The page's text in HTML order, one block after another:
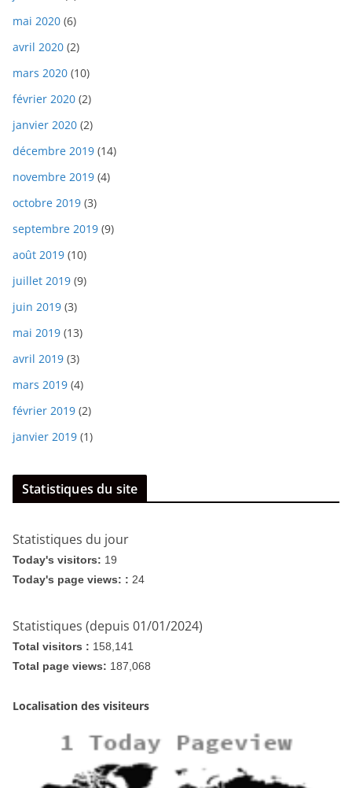
mai 2020 (6)
avril 2020 (2)
mars 2020 (10)
février 2020 (2)
janvier 2020 (2)
décembre 2019 (14)
novembre 2019 (4)
octobre 2019 (3)
septembre 2019 (9)
août 2019 (10)
juillet 2019 (9)
juin 2019 (3)
mai 2019 (13)
avril 2019 (3)
mars 2019 (4)
février 2019 (2)
janvier 2019 (1)
Statistiques du site
Statistiques du jour
Today's visitors: 19
Today's page views: : 24
Statistiques (depuis 01/01/2024)
Total visitors : 158,141
Total page views: 187,068
Localisation des visiteurs